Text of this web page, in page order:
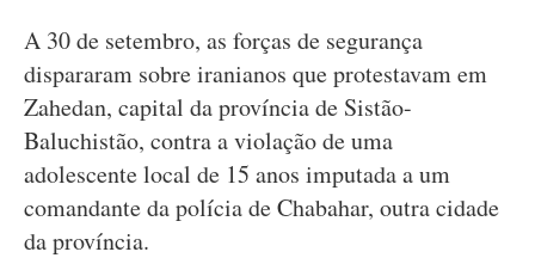
A 30 de setembro, as forças de segurança
dispararam sobre iranianos que protestavam em
Zahedan, capital da província de Sistão-
Baluchistão, contra a violação de uma
adolescente local de 15 anos imputada a um
comandante da polícia de Chabahar, outra cidade
da província.